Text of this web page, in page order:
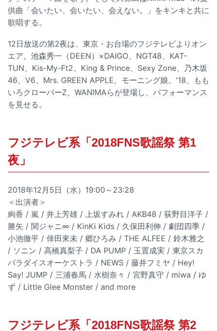
供曲「会いたい、会いたい、会えない。」をキンキと共に
歌唱する。
12日放送の第2夜は、東京・お台場のフジテレビよりオン
エア。池森秀一（DEEN）×DAIGO、NGT48、KAT-
TUN、Kis-My-Ft2、King & Prince、Sexy Zone、乃木坂
46、V6、Mrs. GREEN APPLE、モーニング娘。'18、もも
いろクローバーZ、WANIMAらが登場し、パフォーマンス
を見せる。
フジテレビ系「2018FNS歌謡祭 第1
夜」
2018年12月5日（水）19:00～23:28
＜出演者＞
絢香 / 嵐 / 井上芳雄 / 上坂すみれ / AKB48 / 荻野目洋子 /
勝矢 / 関ジャニ∞ / KinKi Kids / 久保田利伸 / 劇団四季 /
小池徹平 / 倖田來未 / 郷ひろみ / THE ALFEE / 鈴木雅之
/ ソニン / 高橋真梨子 / DA PUMP / 玉置成実 / 東京スカ
パラダイスオーケストラ / NEWS / 藤井フミヤ / Hey!
Say! JUMP / 三浦春馬 / 水樹奈々 / 宮野真守 / miwa / ゆ
ず / Little Glee Monster / and more
フジテレビ系「2018FNS歌謡祭 第2